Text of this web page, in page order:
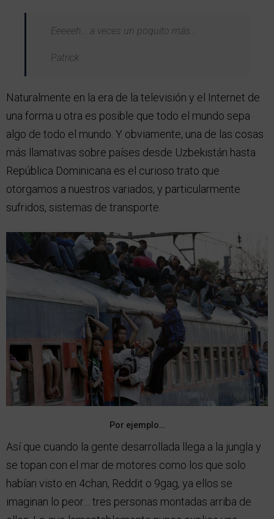
Eeeeeh… a veces un poquito más…
Patrick
Naturalmente en la era de la televisión y el Internet de
una forma u otra es posible que todo el mundo sepa
algo de todo el mundo. Y obviamente, una de las cosas
más llamativas sobre países desde Uzbekistán hasta
República Dominicana es el curioso trato que
otorgamos a nuestros variados, y particularmente
sufridos, sistemas de transporte.
Por ejemplo…
Así que cuando la gente desarrollada llega a la jungla y
se topan con el mar de motores como los que solo
habían visto en 4chan, Reddit o 9gag, ya ellos se
imaginan lo peor… tres personas montadas arriba de